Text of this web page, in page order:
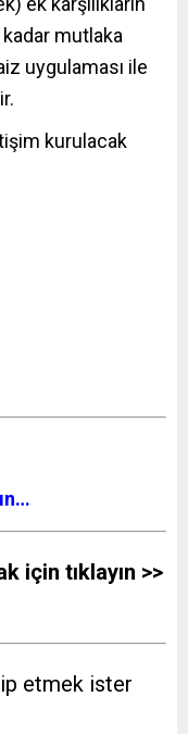
mutlaka
uygulaması ile
kurulacak
için tıklayın >>
etmek ister